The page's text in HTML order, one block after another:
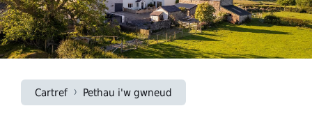
Cartref Pethau i'w gwneud